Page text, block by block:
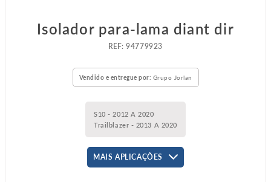
Isolador para-lama diant dir
:94779923
Vendido e entregue por: Grupo Jorlan
S10 - 2012 A 2020
Trailblazer - 2013 A 2020
MAIS APLICAÇÕES